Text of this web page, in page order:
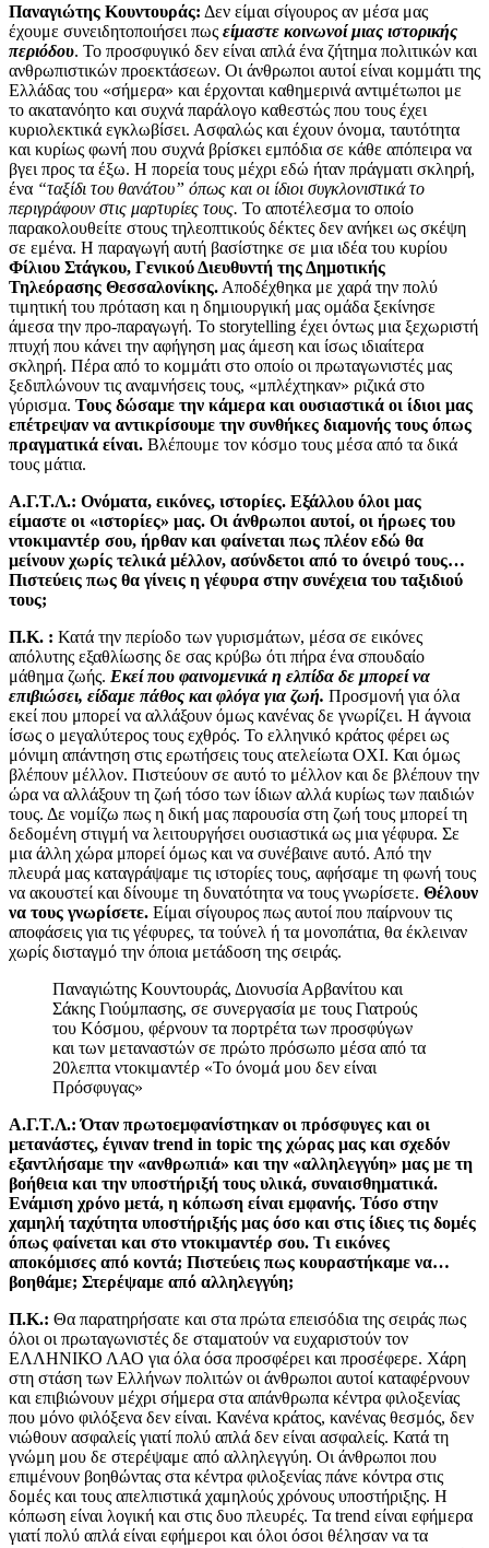
Παναγιώτης Κουντουράς: Δεν είμαι σίγουρος αν μέσα μας
έχουμε συνειδητοποιήσει πως είμαστε κοινωνοί μιας ιστορικής
περιόδου. Το προσφυγικό δεν είναι απλά ένα ζήτημα πολιτικών και
ανθρωπιστικών προεκτάσεων. Οι άνθρωποι αυτοί είναι κομμάτι της
Ελλάδας του «σήμερα» και έρχονται καθημερινά αντιμέτωποι με
το ακατανόητο και συχνά παράλογο καθεστώς που τους έχει
κυριολεκτικά εγκλωβίσει. Ασφαλώς και έχουν όνομα, ταυτότητα
και κυρίως φωνή που συχνά βρίσκει εμπόδια σε κάθε απόπειρα να
βγει προς τα έξω. Η πορεία τους μέχρι εδώ ήταν πράγματι σκληρή,
ένα “ταξίδι του θανάτου” όπως και οι ίδιοι συγκλονιστικά το
περιγράφουν στις μαρτυρίες τους. Το αποτέλεσμα το οποίο
παρακολουθείτε στους τηλεοπτικούς δέκτες δεν ανήκει ως σκέψη
σε εμένα. H παραγωγή αυτή βασίστηκε σε μια ιδέα του κυρίου
Φίλιου Στάγκου, Γενικού Διευθυντή της Δημοτικής
Τηλεόρασης Θεσσαλονίκης. Αποδέχθηκα με χαρά την πολύ
τιμητική του πρόταση και η δημιουργική μας ομάδα ξεκίνησε
άμεσα την προ-παραγωγή. Το storytelling έχει όντως μια ξεχωριστή
πτυχή που κάνει την αφήγηση μας άμεση και ίσως ιδιαίτερα
σκληρή. Πέρα από το κομμάτι στο οποίο οι πρωταγωνιστές μας
ξεδιπλώνουν τις αναμνήσεις τους, «μπλέχτηκαν» ριζικά στο
γύρισμα. Τους δώσαμε την κάμερα και ουσιαστικά οι ίδιοι μας
επέτρεψαν να αντικρίσουμε την συνθήκες διαμονής τους όπως
πραγματικά είναι. Βλέπουμε τον κόσμο τους μέσα από τα δικά
τους μάτια.
Α.Γ.Τ.Λ.: Ονόματα, εικόνες, ιστορίες. Εξάλλου όλοι μας
είμαστε οι «ιστορίες» μας. Οι άνθρωποι αυτοί, οι ήρωες του
ντοκιμαντέρ σου, ήρθαν και φαίνεται πως πλέον εδώ θα
μείνουν χωρίς τελικά μέλλον, ασύνδετοι από το όνειρό τους…
Πιστεύεις πως θα γίνεις η γέφυρα στην συνέχεια του ταξιδιού
τους;
Π.Κ. : Κατά την περίοδο των γυρισμάτων, μέσα σε εικόνες
απόλυτης εξαθλίωσης δε σας κρύβω ότι πήρα ένα σπουδαίο
μάθημα ζωής. Εκεί που φαινομενικά η ελπίδα δε μπορεί να
επιβιώσει, είδαμε πάθος και φλόγα για ζωή. Προσμονή για όλα
εκεί που μπορεί να αλλάξουν όμως κανένας δε γνωρίζει. Η άγνοια
ίσως ο μεγαλύτερος τους εχθρός. Το ελληνικό κράτος φέρει ως
μόνιμη απάντηση στις ερωτήσεις τους ατελείωτα ΟΧΙ. Και όμως
βλέπουν μέλλον. Πιστεύουν σε αυτό το μέλλον και δε βλέπουν την
ώρα να αλλάξουν τη ζωή τόσο των ίδιων αλλά κυρίως των παιδιών
τους. Δε νομίζω πως η δική μας παρουσία στη ζωή τους μπορεί τη
δεδομένη στιγμή να λειτουργήσει ουσιαστικά ως μια γέφυρα. Σε
μια άλλη χώρα μπορεί όμως και να συνέβαινε αυτό. Από την
πλευρά μας καταγράψαμε τις ιστορίες τους, αφήσαμε τη φωνή τους
να ακουστεί και δίνουμε τη δυνατότητα να τους γνωρίσετε. Θέλουν
να τους γνωρίσετε. Είμαι σίγουρος πως αυτοί που παίρνουν τις
αποφάσεις για τις γέφυρες, τα τούνελ ή τα μονοπάτια, θα έκλειναν
χωρίς δισταγμό την όποια μετάδοση της σειράς.
Παναγιώτης Κουντουράς, Διονυσία Αρβανίτου και
Σάκης Γιούμπασης, σε συνεργασία με τους Γιατρούς
του Κόσμου, φέρνουν τα πορτρέτα των προσφύγων
και των μεταναστών σε πρώτο πρόσωπο μέσα από τα
20λεπτα ντοκιμαντέρ «Το όνομά μου δεν είναι
Πρόσφυγας»
Α.Γ.Τ.Λ.: Όταν πρωτοεμφανίστηκαν οι πρόσφυγες και οι
μετανάστες, έγιναν trend in topic της χώρας μας και σχεδόν
εξαντλήσαμε την «ανθρωπιά» και την «αλληλεγγύη» μας με τη
βοήθεια και την υποστήριξή τους υλικά, συναισθηματικά.
Ενάμιση χρόνο μετά, η κόπωση είναι εμφανής. Τόσο στην
χαμηλή ταχύτητα υποστήριξής μας όσο και στις ίδιες τις δομές
όπως φαίνεται και στο ντοκιμαντέρ σου. Τι εικόνες
αποκόμισες από κοντά; Πιστεύεις πως κουραστήκαμε να…
βοηθάμε; Στερέψαμε από αλληλεγγύη;
Π.Κ.: Θα παρατηρήσατε και στα πρώτα επεισόδια της σειράς πως
όλοι οι πρωταγωνιστές δε σταματούν να ευχαριστούν τον
ΕΛΛΗΝΙΚΟ ΛΑΟ για όλα όσα προσφέρει και προσέφερε. Χάρη
στη στάση των Ελλήνων πολιτών οι άνθρωποι αυτοί καταφέρνουν
και επιβιώνουν μέχρι σήμερα στα απάνθρωπα κέντρα φιλοξενίας
που μόνο φιλόξενα δεν είναι. Κανένα κράτος, κανένας θεσμός, δεν
νιώθουν ασφαλείς γιατί πολύ απλά δεν είναι ασφαλείς. Κατά τη
γνώμη μου δε στερέψαμε από αλληλεγγύη. Οι άνθρωποι που
επιμένουν βοηθώντας στα κέντρα φιλοξενίας πάνε κόντρα στις
δομές και τους απελπιστικά χαμηλούς χρόνους υποστήριξης. Η
κόπωση είναι λογική και στις δυο πλευρές. Τα trend είναι εφήμερα
γιατί πολύ απλά είναι εφήμεροι και όλοι όσοι θέλησαν να τα